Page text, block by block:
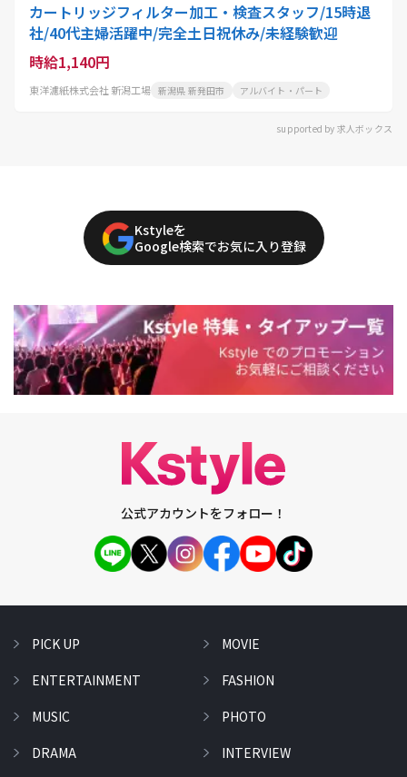
カートリッジフィルター加工・検査スタッフ/15時退
社/40代主婦活躍中/完全土日祝休み/未経験歓迎
時給1,140円
東洋濾紙株式会社 新潟工場 新潟県 新発田市 アルバイト・パート
supported by 求人ボックス
Kstyleを
Google検索でお気に入り登録
公式アカウントをフォロー！
PICK UP
ENTERTAINMENT
MUSIC
DRAMA
MOVIE
FASHION
PHOTO
INTERVIEW